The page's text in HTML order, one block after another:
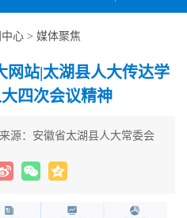
心 > 媒体聚焦
网站|太湖县人大传达学
四次会议精神
来源：安徽省太湖县人大常委会